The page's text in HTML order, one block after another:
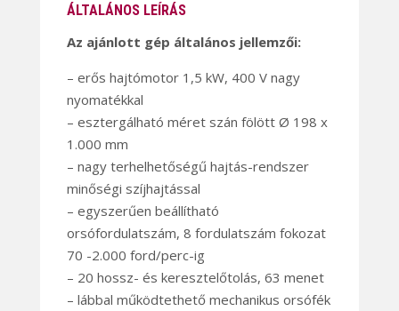
ÁLTALÁNOS LEÍRÁS
Az ajánlott gép általános jellemzői:
– erős hajtómotor 1,5 kW, 400 V nagy
nyomatékkal
– esztergálható méret szán fölött Ø 198 x
1.000 mm
– nagy terhelhetőségű hajtás-rendszer
minőségi szíjhajtással
– egyszerűen beállítható
orsófordulatszám, 8 fordulatszám fokozat
70 -2.000 ford/perc-ig
– 20 hossz- és keresztelőtolás, 63 menet
– lábbal működtethető mechanikus orsófék